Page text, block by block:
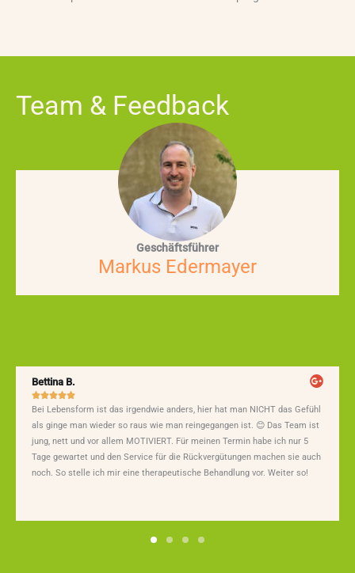
Team & Feedback
Geschäftsführer
Markus Edermayer
Bettina B.

Bei Lebensform ist das irgendwie anders, hier hat man NICHT das Gefühl
als ginge man wieder so raus wie man reingegangen ist. 😊 Das Team ist
jung, nett und vor allem MOTIVIERT. Für meinen Termin habe ich nur 5
Tage gewartet und den Service für die Rückvergütungen machen sie auch
noch. So stelle ich mir eine therapeutische Behandlung vor. Weiter so!